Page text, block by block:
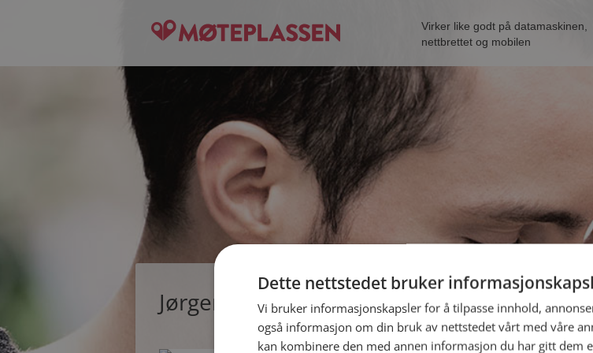
Virker like godt på datamaskinen,
nettbrettet og mobilen
Jørgen, single mann fra Sandefjord
Dette nettstedet bruker
Vi bruker informasjonskapsler for å tilpasse innhold,
også informasjon om din bruk av nettstedet vårt med våre
kan kombinere den med annen informasjon du har gitt dem